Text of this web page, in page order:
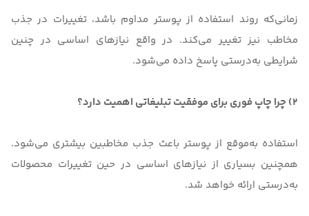
زمانی‌که روند استفاده از پوستر مداوم باشد، تغییرات در جذب
مخاطب نیز تغییر می‌کند. در واقع نیازهای اساسی در چنین
شرایطی به‌درستی پاسخ داده می‌شود.
2) چرا چاپ فوری برای موفقیت تبلیغاتی اهمیت دارد؟
استفاده به‌موقع از پوستر باعث جذب مخاطبین بیشتری می‌شود.
همچنین بسیاری از نیازهای اساسی در حین تغییرات محصولات
به‌درستی ارائه خواهد شد.